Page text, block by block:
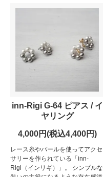
inn-Rigi G-64 ピアス / イ
ヤリング
4,000円(税込4,400円)
レース糸やパールを使ってアクセ
サリーを作られている「inn-
Rigi（インリギ）」。 シンプルな